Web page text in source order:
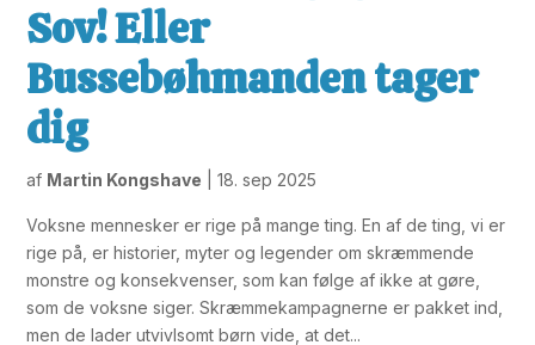
Sov! Eller
Bussebøhmanden tager
dig
af Martin Kongshave |18. sep 2025
Voksne mennesker er rige på mange ting. En af de ting, vi er
rige på, er historier, myter og legender om skræmmende
monstre og konsekvenser, som kan følge af ikke at gøre,
som de voksne siger. Skræmmekampagnerne er pakket ind,
men de lader utvivlsomt børn vide, at det...